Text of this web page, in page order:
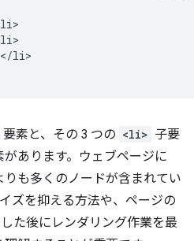
li>
要素と、その 3 つの <li> 子要
あります。ウェブページに
も多くのノードが含まれてい
ズを抑える方法や、ページの
た後にレンダリング作業を最